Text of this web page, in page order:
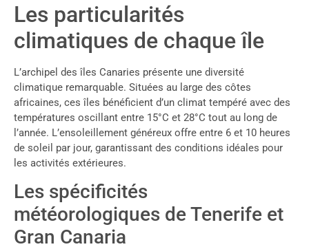
Les particularités
climatiques de chaque île
L’archipel des îles Canaries présente une diversité
climatique remarquable. Situées au large des côtes
africaines, ces îles bénéficient d’un climat tempéré avec des
températures oscillant entre 15°C et 28°C tout au long de
l’année. L’ensoleillement généreux offre entre 6 et 10 heures
de soleil par jour, garantissant des conditions idéales pour
les activités extérieures.
Les spécificités
météorologiques de Tenerife et
Gran Canaria